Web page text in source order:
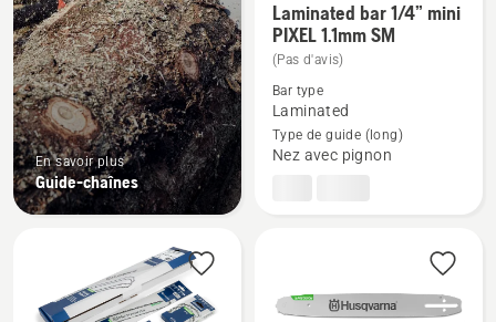
En savoir plus
Guide-chaînes
Voir
plus
de
détails
sur
Laminated
SM
Laminated bar 1/4” mini
PIXEL 1.1mm SM
(Pas d'avis)
Bar type
Laminated
Type de guide (long)
Nez avec pignon